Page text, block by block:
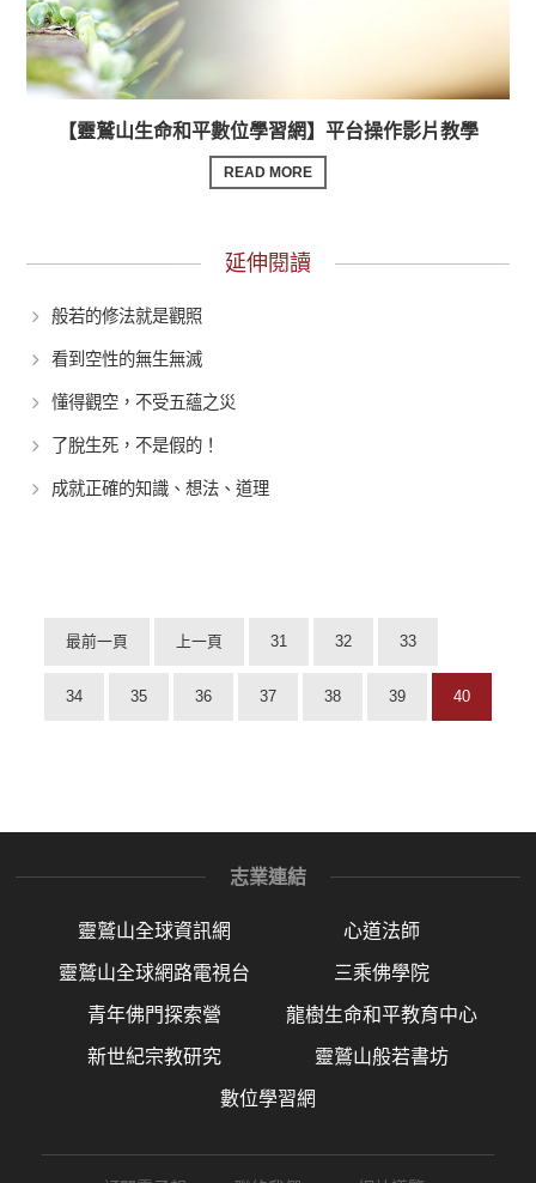
【靈鷲山生命和平數位學習網】平台操作影片教學
READ MORE
延伸閱讀
般若的修法就是觀照
看到空性的無生無滅
懂得觀空，不受五蘊之災
了脫生死，不是假的！
成就正確的知識、想法、道理
最前一頁 上一頁 31 32 33
34 35 36 37 38 39 40
志業連結
靈鷲山全球資訊網 心道法師
靈鷲山全球網路電視台 三乘佛學院
青年佛門探索營 龍樹生命和平教育中心
新世紀宗教研究 靈鷲山般若書坊
數位學習網